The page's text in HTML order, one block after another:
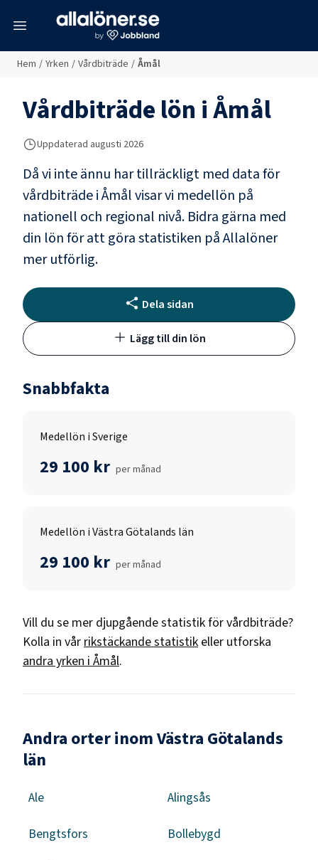
Hem / Yrken / Vårdbiträde / Åmål
Vårdbiträdelön iÅmål
Uppdaterad augusti 2026
Då vi inte ännu har tillräckligt med data för
vårdbiträdeiÅmålvisar vi medellön på
nationell och regional nivå. Bidra gärna med
din lön för att göra statistiken på Allalöner
mer utförlig.
Dela sidan
Lägg till din lön
Snabbfakta
Medellön i Sverige
29 100 kr per månad
Medellön i Västra Götalands län
29 100 kr per månad
Vill du se mer djupgående statistik förvårdbiträde?
Kolla in vår rikstäckande statistik eller utforska
andra yrken i Åmål.
Andra orter inom Västra Götalands
län
Ale Alingsås
Bengtsfors Bollebygd